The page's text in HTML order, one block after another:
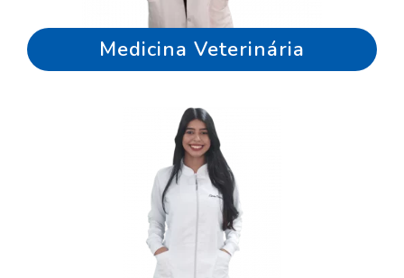
Medicina Veterinária